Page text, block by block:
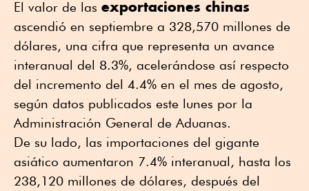
El valor de las exportaciones chinas
ascendió en septiembre a 328,570 millones de
dólares, una cifra que representa un avance
interanual del 8.3%, acelerándose así respecto
del incremento del 4.4% en el mes de agosto,
según datos publicados este lunes por la
Administración General de Aduanas.
De su lado, las importaciones del gigante
asiático aumentaron 7.4% interanual, hasta los
238,120 millones de dólares, después del